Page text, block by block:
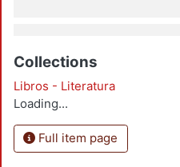
Collections
Libros - Literatura
Loading...
Full item page